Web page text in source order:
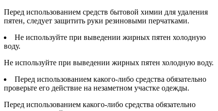
Перед использованием средств бытовой химии для удаления
пятен, следует защитить руки резиновыми перчатками.
Не используйте при выведении жирных пятен холодную
воду.
Не используйте при выведении жирных пятен холодную воду.
Перед использованием какого-либо средства обязательно
проверьте его действие на незаметном участке одежды.
Перед использованием какого-либо средства обязательно